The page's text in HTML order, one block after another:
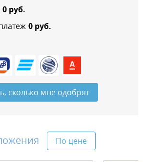
0руб.
0руб.
сколько мне одобрят
По цене